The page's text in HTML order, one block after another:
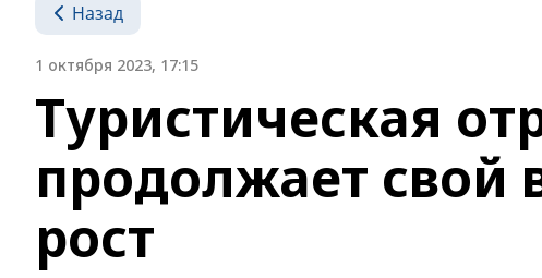
Назад
1 октября 2023, 17:15
Туристическая
продолжает
рост